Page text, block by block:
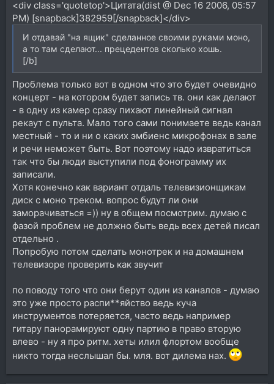
<div class='quotetop'>Цитата(dist @ Dec 16 2006, 05:57
PM) [snapback]382959[/snapback]</div>
И отдавай "на ящик" сделанное своими руками моно,
а то там сделают... прецедентов сколько хошь.
[/b]
Проблема только вот в одном что это будет очевидно
концерт - на котором будет запись тв. они как делают
- в одну из камер сразу пихают линейный сигнал
рекаут с пульта. Мало того сами понимаете ведь канал
местный - то и ни о каких эмбиенс микрофонах в зале
и речи неможет быть. Вот поэтому надо извратиться
так что бы люди выступили под фонограмму их
записали.
Хотя конечно как вариант отдаль телевизионщикам
диск с моно треком. вопрос будут ли они
заморачиваться =)) ну в общем посмотрим. думаю с
фазой проблем не должно быть ведь всех детей писал
отдельно .
Попробую потом сделать монотрек и на домашнем
телевизоре проверить как звучит
по поводу того что они берут один из каналов - думаю
это уже просто распи**яйство ведь куча
инструментов потеряется, часто ведь например
гитару панорамируют одну партию в право вторую
влево - ну я про ритм. хеты илил флортом вообще
никто тогда неслышал бы. мля. вот дилема нах.